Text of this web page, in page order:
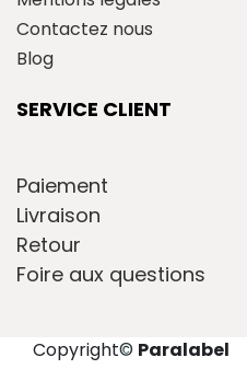
Contactez nous
Blog
SERVICE CLIENT
Paiement
Livraison
Retour
Foire aux questions
Copyright© Paralabel